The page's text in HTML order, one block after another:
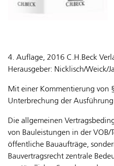
4. Auflage, 2016 C.H.Beck
Herausgeber: Nicklisch/Weick/
Mit einer Kommentierung von
Unterbrechung der
Die allgemeinen
von Bauleistungen in der VOB/
öffentliche Bauaufträge,
Bauvertragsrecht zentrale